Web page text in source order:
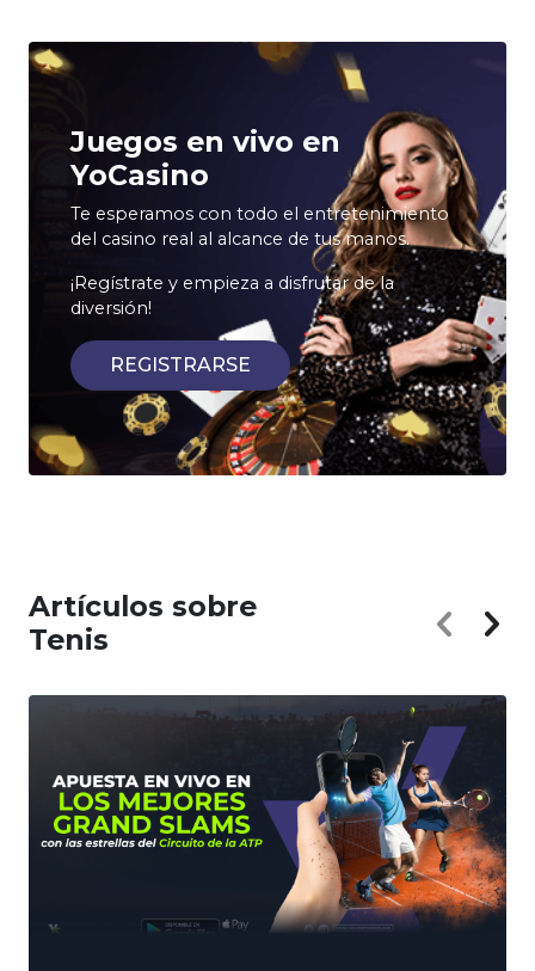
Juegos en vivo en
YoCasino
Te esperamos con todo el entretenimiento
del casino real al alcance de tus manos.
¡Regístrate y empieza a disfrutar de la
diversión!
REGISTRARSE
Artículos sobre
Tenis